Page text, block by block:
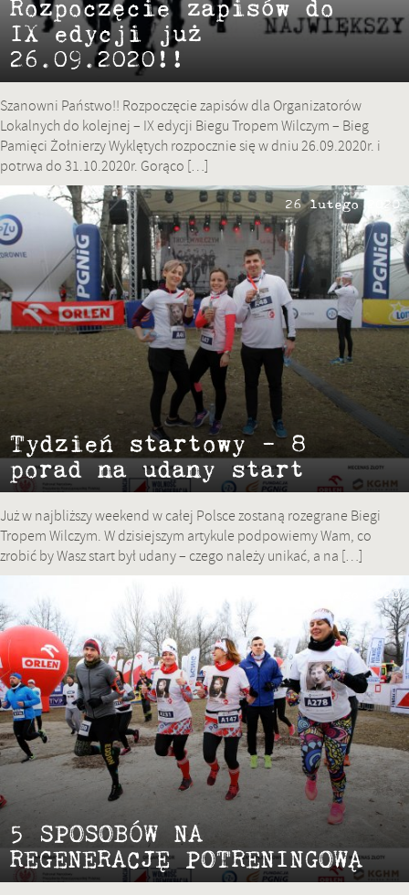
Rozpoczęcie zapisów do
IX edycji już
26.09.2020!!
Szanowni Państwo!! Rozpoczęcie zapisów dla Organizatorów
Lokalnych do kolejnej – IX edycji Biegu Tropem Wilczym – Bieg
Pamięci Żołnierzy Wyklętych rozpocznie się w dniu 26.09.2020r. i
potrwa do 31.10.2020r. Gorąco […]
26 lutego 2020
Tydzień startowy – 8
porad na udany start
Już w najbliższy weekend w całej Polsce zostaną rozegrane Biegi
Tropem Wilczym. W dzisiejszym artykule podpowiemy Wam, co
zrobić by Wasz start był udany – czego należy unikać, a na […]
20 lutego 2020
5 SPOSOBÓW NA
REGENERACJĘ POTRENINGOWĄ